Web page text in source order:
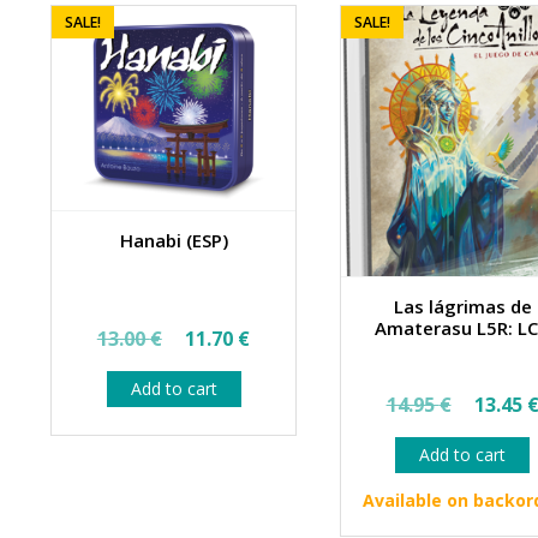
Hanabi (ESP)
SALE!
13.00€
Original
price
was:
13.00 €.
11.70 €Current
11.70 €.
Add to cart
Las lágrimas de
Amaterasu L5R:
SALE!
14.95€
Original
price
was:
14.95
13.45 €
Add to cart
Available on